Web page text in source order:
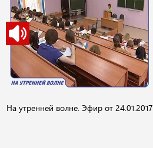
На утренней волне. Эфир от 24.01.2017